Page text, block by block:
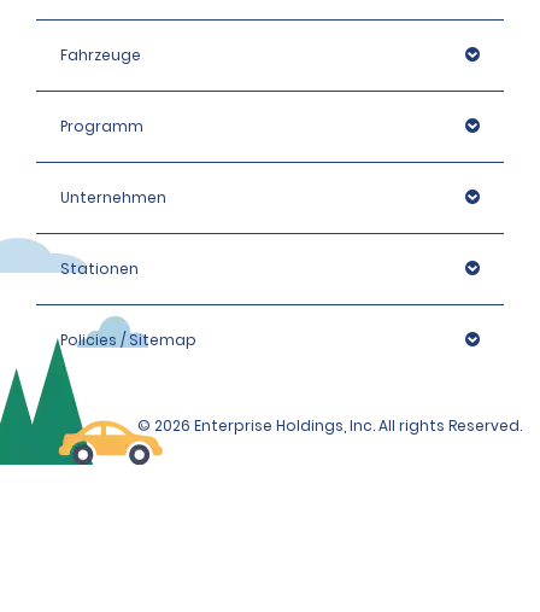
Fahrzeuge
Programm
Unternehmen
Stationen
Policies / Sitemap
© 2026 Enterprise Holdings, Inc. All rights Reserved.